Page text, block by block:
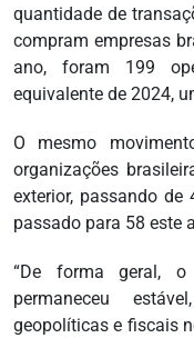
quantidade de
compram empresas
ano, foram 199
equivalente de 2024,
O mesmo
organizações
exterior, passando
passado para 58 este
“De forma geral,
permaneceu
geopolíticas e fiscais